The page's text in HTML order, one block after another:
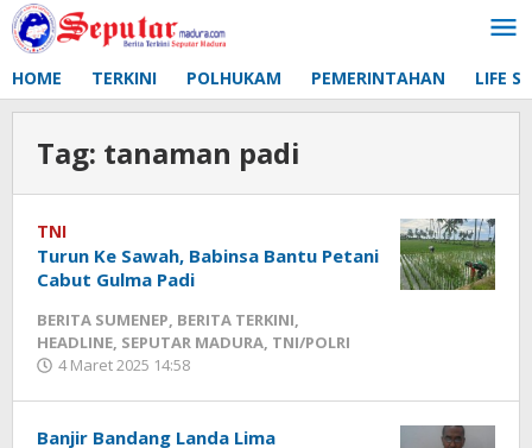
Lewati
ke
HOME TERKINI POLHUKAM PEMERINTAHAN LIFE
Tag: tanaman padi
TNI
Turun Ke Sawah, Babinsa Bantu Petani
Cabut Gulma Padi
BERITA SUMENEP, BERITA TERKINI,
HEADLINE, SEPUTAR MADURA, TNI/POLRI
4 Maret 2025 14:58
Banjir Bandang Landa Lima